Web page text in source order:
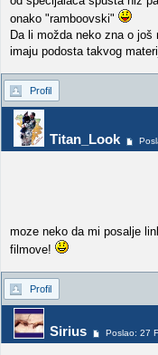
onako "ramboovski"
Da li možda neko zna o
imaju podosta takvog
Profil
Titan_Look
moze neko da mi posalje
filmove!
Profil
Sirius Poslao: 27